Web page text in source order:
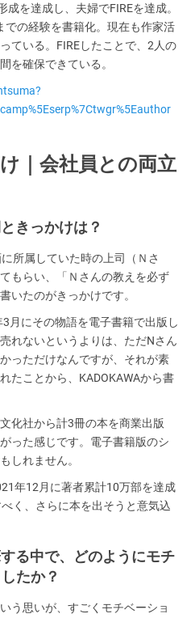
を達成し、夫婦でFIREを達成。
での経験を書籍化。現在も作家活
ている。FIREしたことで、2人の
を確保できている。
｜会社員との両立
きっかけは？
所属していた時の上司（Ｎさ
もらい、「Ｎさんの教えを必ず
いたのがきっかけです。
月にその物語を電子書籍で出版し
れないというよりは、ただNさん
っただけなんですが、それが素
たことから、KADOKAWAから書
化社から計3冊の本を商業出版
った感じです。電子書籍版のシ
しれません。
年12月に著者累計10万部を達成
く、さらに本を出そうと意気込
る中で、どのようにモチ
たか？
う思いが、すごくモチベーショ